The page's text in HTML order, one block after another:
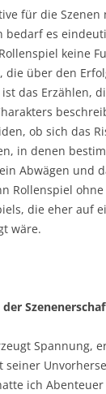
für die
bedarf es
keine
die über den
das Erzählen,
ob sich das
in denen
Abwägen und
Rollenspiel
die eher auf
wäre.
Spannung,
seiner
ich